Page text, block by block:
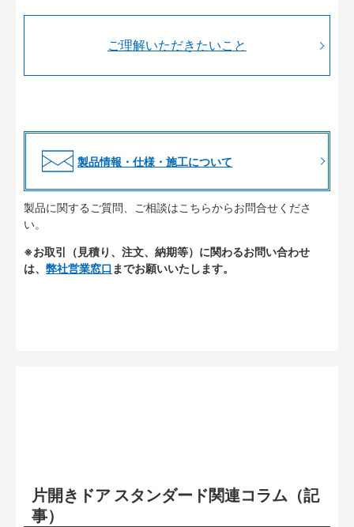
ご理解いただきたいこと
製品情報・仕様・施工について
製品に関するご質問、ご相談はこちらからお問合せくださ
い。
※お取引（見積り、注文、納期等）に関わるお問い合わせ
は、 弊社営業窓口 までお願いいたします。
片開きドア スタンダード関連コラム（記
事）